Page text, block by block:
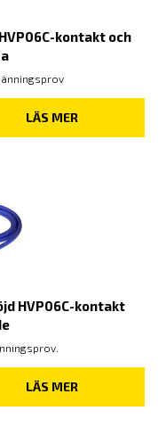
kontakt och
LÄS MER
HVP06C-kontakt
LÄS MER